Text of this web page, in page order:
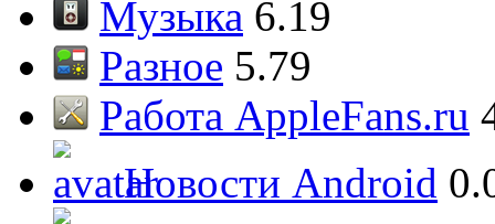
Музыка 6.19
Разное 5.79
Работа AppleFans.ru
Новости Android